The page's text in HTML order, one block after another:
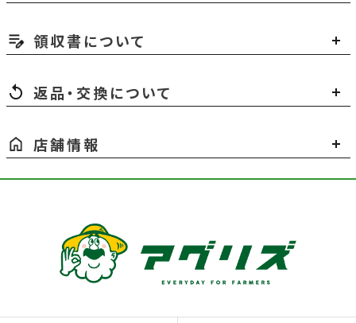
領収書について
返品・交換について
店舗情報